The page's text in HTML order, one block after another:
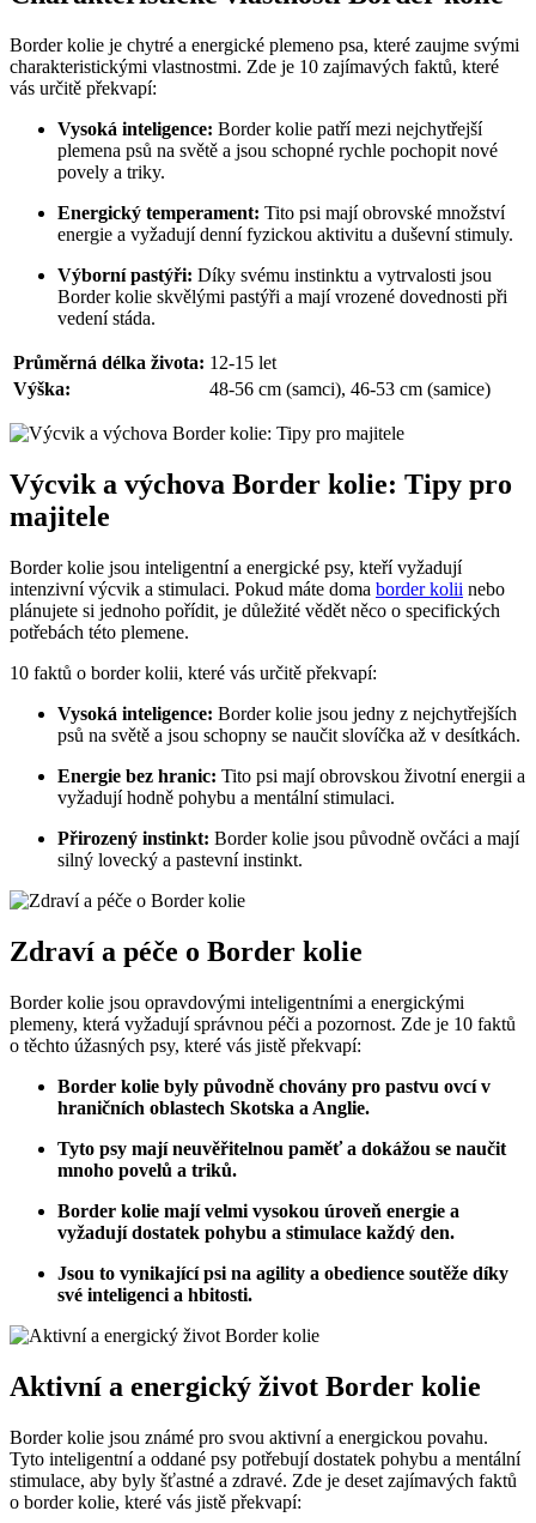
Border kolie je chytré a energické plemeno psa, které zaujme svými
charakteristickými vlastnostmi. Zde je 10 zajímavých faktů, které
vás určitě překvapí:
Vysoká inteligence: Border kolie patří mezi nejchytřejší
plemena psů na světě a jsou schopné rychle pochopit nové
povely a triky.
Energický temperament: Tito psi mají obrovské množství
energie a vyžadují denní fyzickou aktivitu a duševní stimuly.
Výborní pastýři: Díky svému instinktu a vytrvalosti jsou
Border kolie skvělými pastýři a mají vrozené dovednosti při
vedení stáda.
Průměrná délka života: 12-15 let
Výška:
48-56 cm (samci), 46-53 cm (samice)
Výcvik a výchova Border kolie: Tipy pro
majitele
Border kolie jsou inteligentní a energické psy, kteří vyžadují
intenzivní výcvik a stimulaci. Pokud máte doma border kolii nebo
plánujete si jednoho pořídit, je důležité vědět něco o specifických
potřebách této plemene.
10 faktů o border kolii, které vás určitě překvapí:
Vysoká inteligence: Border kolie jsou jedny z nejchytřejších
psů na světě a jsou schopny se naučit slovíčka až v desítkách.
Energie bez hranic: Tito psi mají obrovskou životní energii a
vyžadují hodně pohybu a mentální stimulaci.
Přirozený instinkt: Border kolie jsou původně ovčáci a mají
silný lovecký a pastevní instinkt.
Zdraví a péče o Border kolie
Border kolie jsou opravdovými inteligentními a energickými
plemeny, která vyžadují správnou péči a pozornost. Zde je 10 faktů
o těchto úžasných psy, které vás jistě překvapí:
Border kolie byly původně chovány pro pastvu ovcí v
hraničních oblastech Skotska a Anglie.
Tyto psy mají neuvěřitelnou paměť a dokážou se naučit
mnoho povelů a triků.
Border kolie mají velmi vysokou úroveň energie a
vyžadují dostatek pohybu a stimulace každý den.
Jsou to vynikající psi na agility a obedience soutěže díky
své inteligenci a hbitosti.
Aktivní a energický život Border kolie
Border kolie jsou známé pro svou aktivní a energickou povahu.
Tyto inteligentní a oddané psy potřebují dostatek pohybu a mentální
stimulace, aby byly šťastné a zdravé. Zde je deset zajímavých faktů
o border kolie, které vás jistě překvapí: